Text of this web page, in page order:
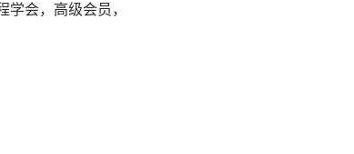
学会，高级会员，